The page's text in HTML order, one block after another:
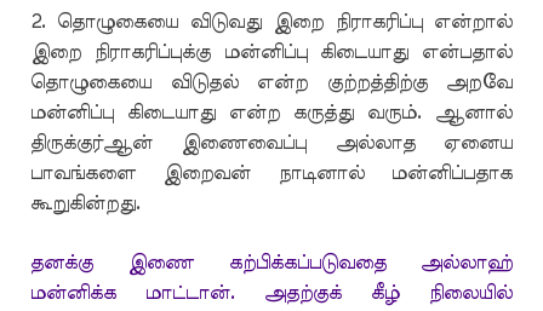
2. தொழுகையை விடுவது இறை நிராகரிப்பு என்றால்
இறை நிராகரிப்புக்கு மன்னிப்பு கிடையாது என்பதால்
தொழுகையை விடுதல் என்ற குற்றத்திற்கு அறவே
மன்னிப்பு கிடையாது என்ற கருத்து வரும். ஆனால்
திருக்குர்ஆன் இணைவைப்பு அல்லாத ஏனைய
பாவங்களை இறைவன் நாடினால் மன்னிப்பதாக
கூறுகின்றது.
தனக்கு இணை கற்பிக்கப்படுவதை அல்லாஹ்
மன்னிக்க மாட்டான். அதற்குக் கீழ் நிலையில்